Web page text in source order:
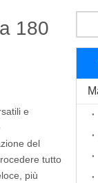
180
e
del
tutto
più